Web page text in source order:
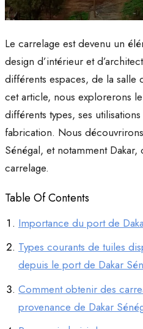
Le carrelage est devenu un
design d’intérieur et
différents espaces, de la salle
cet article, nous explorerons
différents types, ses
fabrication. Nous
Sénégal, et notamment
carrelage.
Table Of Contents
Importance du port de
Types courants de tuiles
depuis le port de Dakar
Comment obtenir des
provenance de Dakar